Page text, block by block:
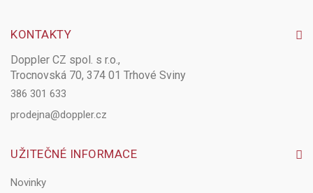
KONTAKTY
Doppler CZ spol. s r.o.,
Trocnovská 70, 374 01 Trhové Sviny
386 301 633
prodejna@doppler.cz
UŽITEČNÉ INFORMACE
Novinky